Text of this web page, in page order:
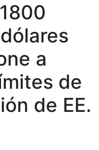
a
de
de EE.